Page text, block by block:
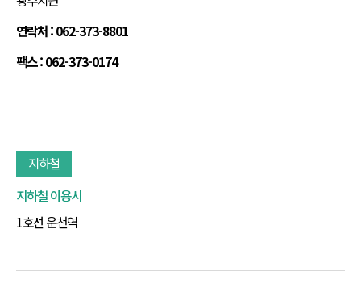
연락처 : 062-373-8801
팩스 : 062-373-0174
지하철
지하철 이용시
1호선 운천역